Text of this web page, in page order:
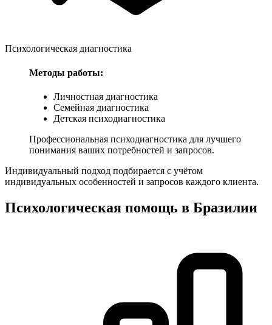
Психологическая диагностика
Методы работы:
Личностная диагностика
Семейная диагностика
Детская психодиагностика
Профессиональная психодиагностика для лучшего
понимания ваших потребностей и запросов.
Индивидуальный подход подбирается с учётом
индивидуальных особенностей и запросов каждого клиента.
Психологическая помощь в Бразилии